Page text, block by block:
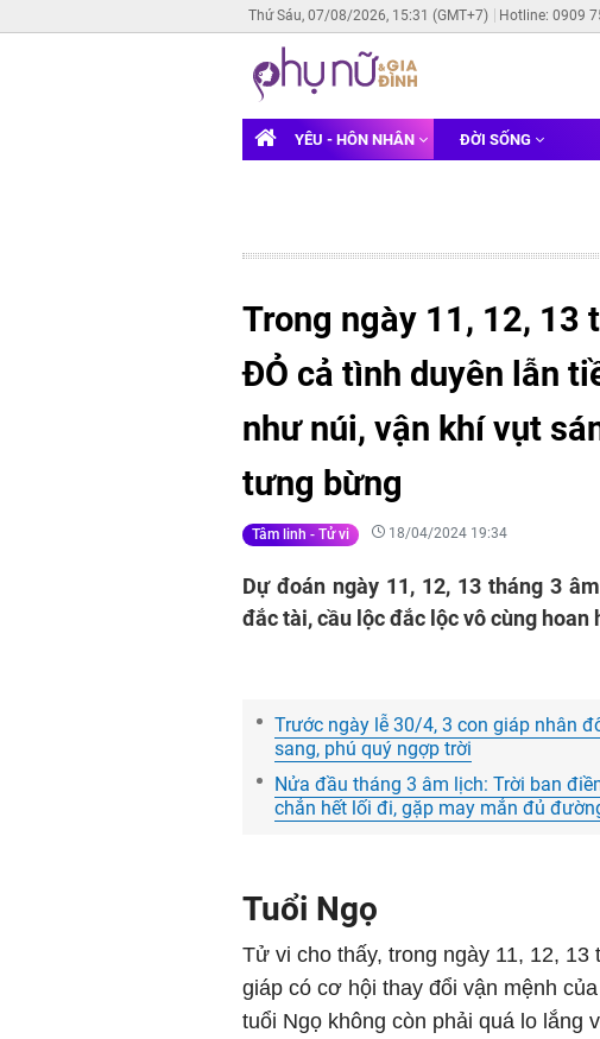
Thứ Sáu, 07/08/2026, 15:31 (GMT+7) Hotline: 0909
YÊU - HÔN NHÂN ĐỜI SỐNG
Trong ngày 11, 12, 13
ĐỎ cả tình duyên lẫn
như núi, vận khí vụt
tưng bừng
Tâm linh - Tử vi 18/04/2024 19:34
Dự đoán ngày 11, 12, 13 tháng 3
đắc tài, cầu lộc đắc lộc vô cùng hoan
Trước ngày lễ 30/4, 3 con giáp nhân
sang, phú quý ngợp trời
Nửa đầu tháng 3 âm lịch: Trời ban
chắn hết lối đi, gặp may mắn đủ
Tuổi Ngọ
Tử vi cho thấy, trong ngày 11, 12,
giáp có cơ hội thay đổi vận mệnh
tuổi Ngọ không còn phải quá lo lắng